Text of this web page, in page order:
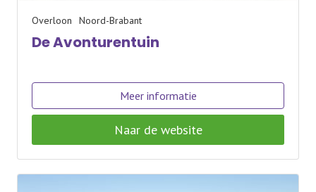
Overloon Noord-Brabant
De Avonturentuin
Meer informatie
Naar de website